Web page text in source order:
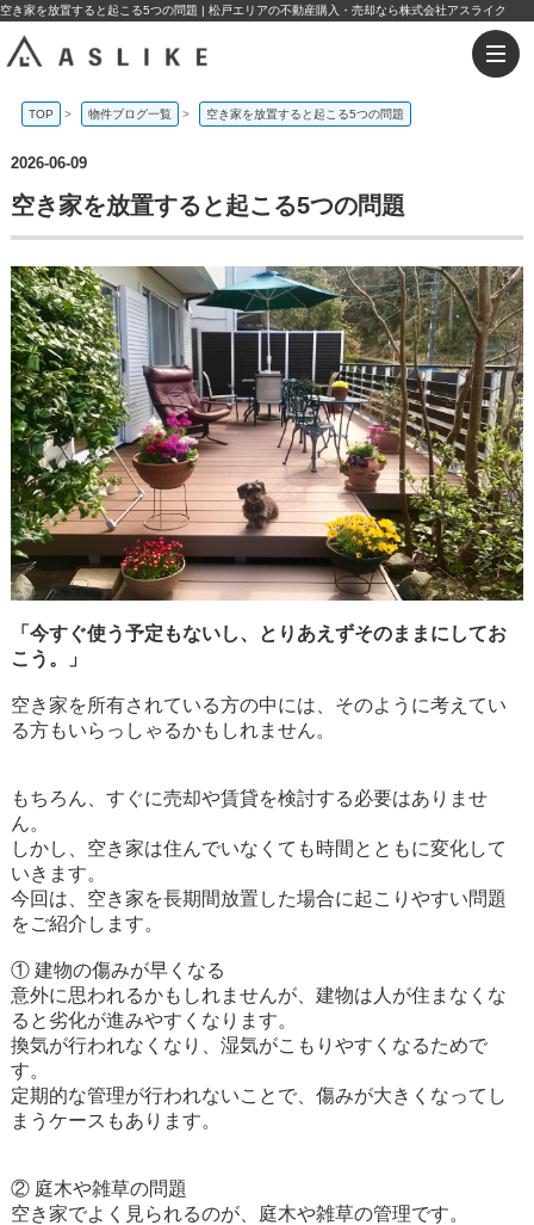
空き家を放置すると起こる5つの問題 | 松戸エリアの不動産購入・売却なら株式会社アスライク
TOP > 物件ブログ一覧 > 空き家を放置すると起こる5つの問題
2026-06-09
空き家を放置すると起こる5つの問題
「今すぐ使う予定もないし、とりあえずそのままにしてお
こう。」
空き家を所有されている方の中には、そのように考えてい
る方もいらっしゃるかもしれません。
もちろん、すぐに売却や賃貸を検討する必要はありませ
ん。
しかし、空き家は住んでいなくても時間とともに変化して
いきます。
今回は、空き家を長期間放置した場合に起こりやすい問題
をご紹介します。
① 建物の傷みが早くなる
意外に思われるかもしれませんが、建物は人が住まなくな
ると劣化が進みやすくなります。
換気が行われなくなり、湿気がこもりやすくなるためで
す。
定期的な管理が行われないことで、傷みが大きくなってし
まうケースもあります。
② 庭木や雑草の問題
空き家でよく見られるのが、庭木や雑草の管理です。